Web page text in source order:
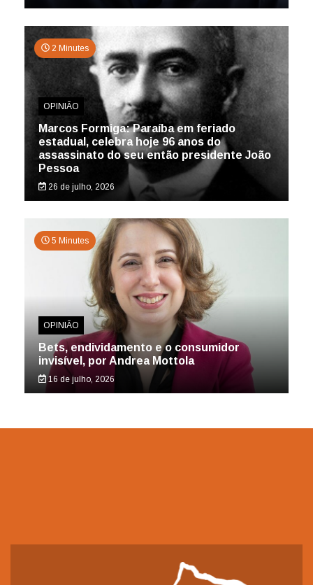
2 Minutes
OPINIÃO
Marcos Formiga: Paraíba em feriado
estadual, celebra hoje 96 anos do
assassinato do seu então presidente João
Pessoa
26 de julho, 2026
5 Minutes
OPINIÃO
Bets, endividamento e o consumidor
invisível, por Andrea Mottola
16 de julho, 2026